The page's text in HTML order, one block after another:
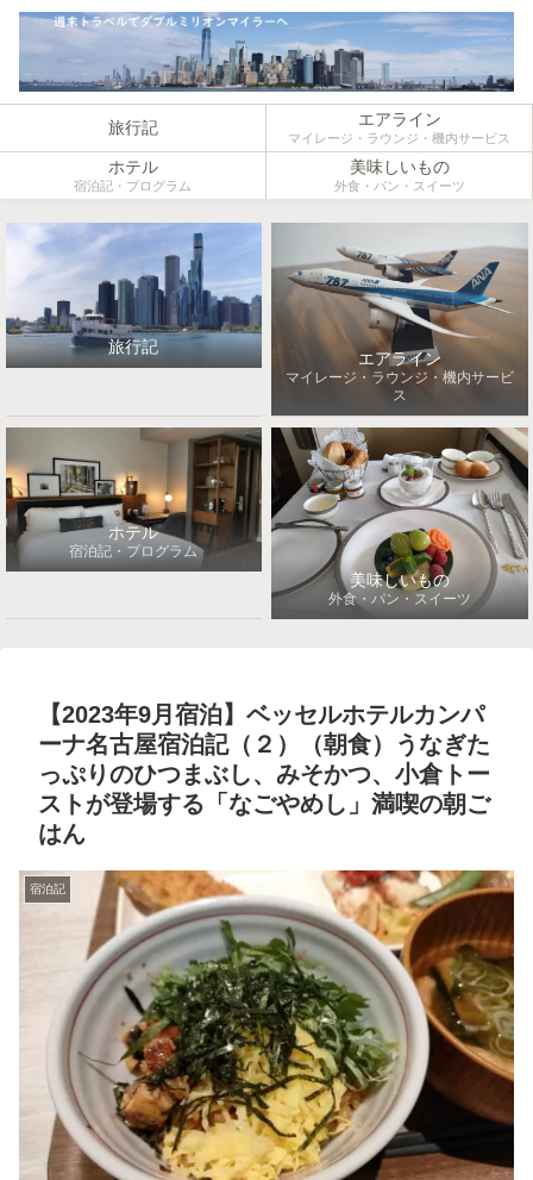
旅行記 エアライン
マイレージ・ラウンジ・機内サービス
ホテル
宿泊記・プログラム
美味しいもの
外食・パン・スイーツ
旅行記
エアライン
マイレージ・ラウンジ・機内サービ
ス
ホテル
宿泊記・プログラム
美味しいもの
外食・パン・スイーツ
【2023年9月宿泊】ベッセルホテルカンパ
ーナ名古屋宿泊記（２）（朝食）うなぎた
っぷりのひつまぶし、みそかつ、小倉トー
ストが登場する「なごやめし」満喫の朝ご
はん
宿泊記